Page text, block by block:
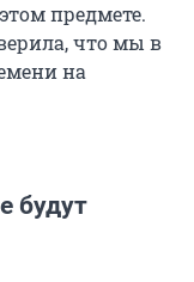
предмете.
что мы в
на
будут